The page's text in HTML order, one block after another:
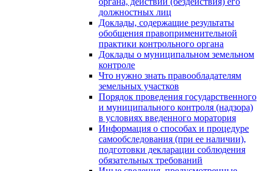
должностных лиц
Доклады, содержащие результаты
обобщения правоприменительной
практики контрольного органа
Доклады о муниципальном земельном
контроле
Что нужно знать правообладателям
земельных участков
Порядок проведения государственного
и муниципального контроля (надзора)
в условиях введенного моратория
Информация о способах и процедуре
самообследования (при ее наличии),
подготовки декларации соблюдения
обязательных требований